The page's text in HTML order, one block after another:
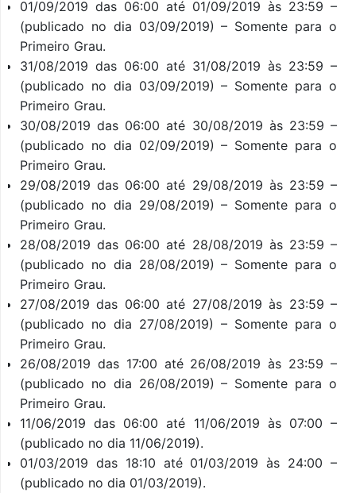
01/09/2019 das 06:00 até 01/09/2019 às 23:59 –
(publicado no dia 03/09/2019) – Somente para o
Primeiro Grau.
31/08/2019 das 06:00 até 31/08/2019 às 23:59 –
(publicado no dia 03/09/2019) – Somente para o
Primeiro Grau.
30/08/2019 das 06:00 até 30/08/2019 às 23:59 –
(publicado no dia 02/09/2019) – Somente para o
Primeiro Grau.
29/08/2019 das 06:00 até 29/08/2019 às 23:59 –
(publicado no dia 29/08/2019) – Somente para o
Primeiro Grau.
28/08/2019 das 06:00 até 28/08/2019 às 23:59 –
(publicado no dia 28/08/2019) – Somente para o
Primeiro Grau.
27/08/2019 das 06:00 até 27/08/2019 às 23:59 –
(publicado no dia 27/08/2019) – Somente para o
Primeiro Grau.
26/08/2019 das 17:00 até 26/08/2019 às 23:59 –
(publicado no dia 26/08/2019) – Somente para o
Primeiro Grau.
11/06/2019 das 06:00 até 11/06/2019 às 07:00 –
(publicado no dia 11/06/2019).
01/03/2019 das 18:10 até 01/03/2019 às 24:00 –
(publicado no dia 01/03/2019).